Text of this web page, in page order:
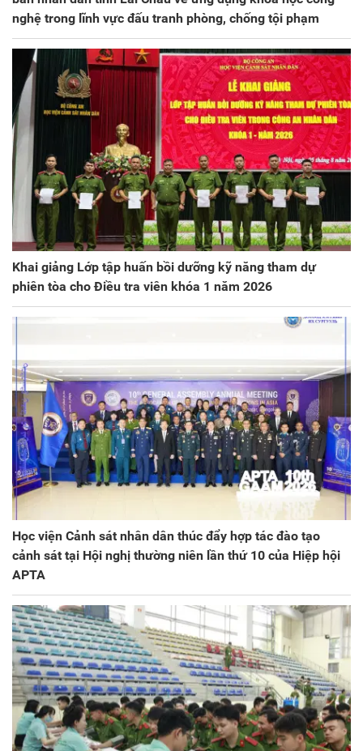
nghệ trong lĩnh vực đấu tranh phòng, chống tội phạm
Khai giảng Lớp tập huấn bồi dưỡng kỹ năng tham dự
phiên tòa cho Điều tra viên khóa 1 năm 2026
Học viện Cảnh sát nhân dân thúc đẩy hợp tác đào tạo
cảnh sát tại Hội nghị thường niên lần thứ 10 của Hiệp hội
APTA